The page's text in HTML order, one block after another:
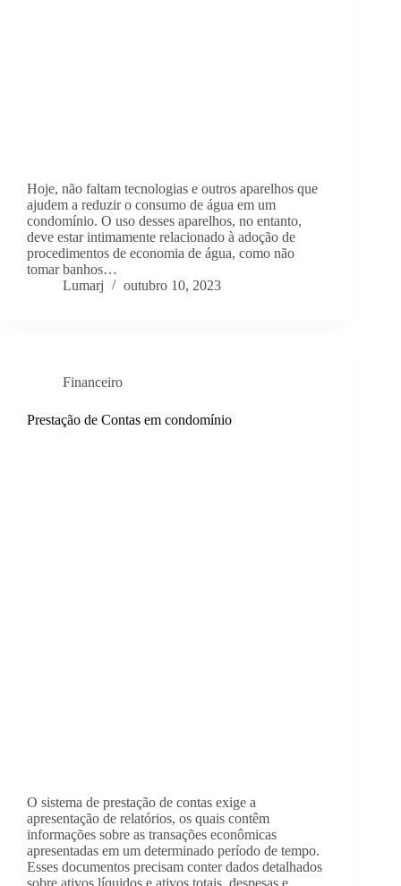
Hoje, não faltam tecnologias e outros aparelhos que
ajudem a reduzir o consumo de água em um
condomínio. O uso desses aparelhos, no entanto,
deve estar intimamente relacionado à adoção de
procedimentos de economia de água, como não
tomar banhos…
Lumarj
outubro 10, 2023
Financeiro
Prestação de Contas em condomínio
O sistema de prestação de contas exige a
apresentação de relatórios, os quais contêm
informações sobre as transações econômicas
apresentadas em um determinado período de tempo.
Esses documentos precisam conter dados detalhados